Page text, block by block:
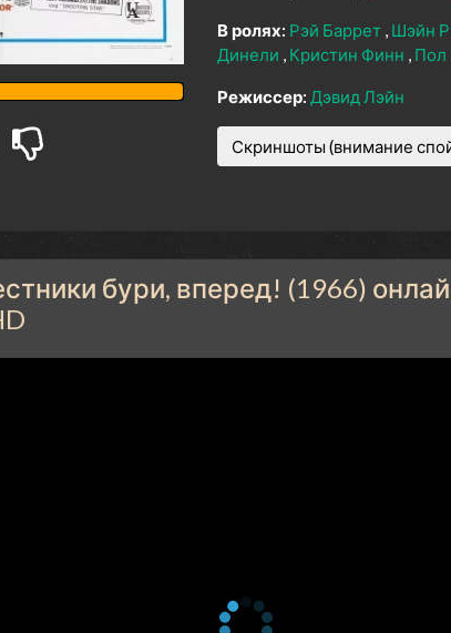
В ролях: Рэй Баррет Шэйн
Динели
Кристин Финн Пол
Режиссер: Дэвид Лэйн
Скриншоты (внимание
бури, вперед! (1966)